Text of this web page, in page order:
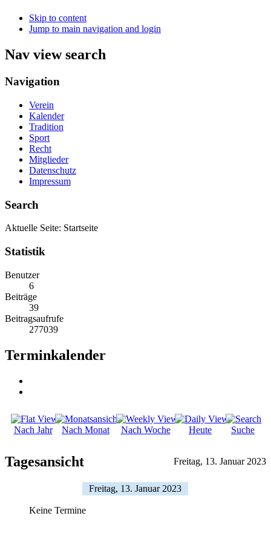
Skip to content
Jump to main navigation and login
Nav view search
Navigation
Verein
Kalender
Tradition
Sport
Recht
Mitglieder
Datenschutz
Impressum
Search
Aktuelle Seite: Startseite
Statistik
Benutzer
6
Beiträge
39
Beitragsaufrufe
277039
Terminkalender
Nach Jahr Nach Monat Nach Woche Heute Suche
Tagesansicht Freitag, 13. Januar 2023
Freitag, 13. Januar 2023
Keine Termine